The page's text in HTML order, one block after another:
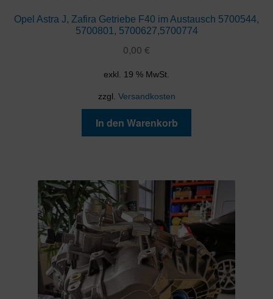
Opel Astra J, Zafira Getriebe F40 im Austausch 5700544,
5700801, 5700627,5700774
0,00 €
exkl. 19 % MwSt.
zzgl. Versandkosten
In den Warenkorb